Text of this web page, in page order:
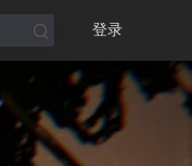
登录